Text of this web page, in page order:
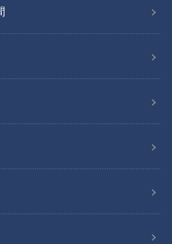
ノウエ空港：ハワイ）：筆者撮